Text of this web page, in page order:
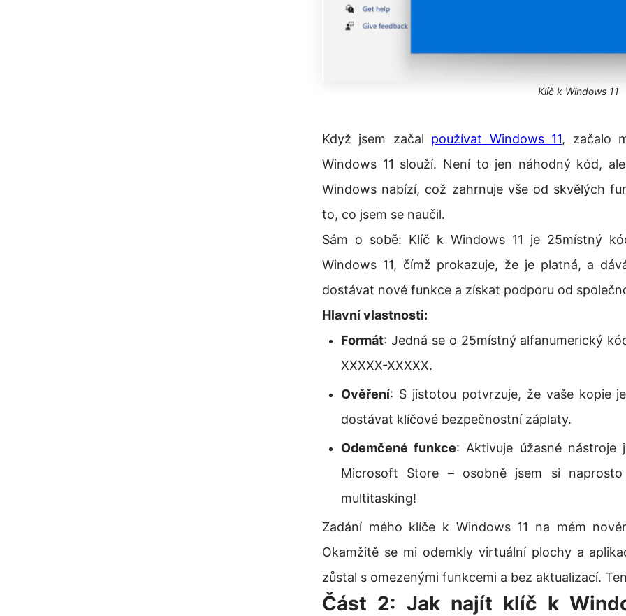
Klíč k Windows 11
Když jsem začal používat Windows 11, začalo
Windows 11 slouží. Není to jen náhodný kód,
Windows nabízí, což zahrnuje vše od skvělých
to, co jsem se naučil.
Sám o sobě: Klíč k Windows 11 je 25místný
Windows 11, čímž prokazuje, že je platná, a
dostávat nové funkce a získat podporu od
Hlavní vlastnosti:
Formát: Jedná se o 25místný alfanumerický
XXXXX-XXXXX.
Ověření: S jistotou potvrzuje, že vaše kopie
dostávat klíčové bezpečnostní záplaty.
Odemčené funkce: Aktivuje úžasné nástroje
Microsoft Store – osobně jsem si
multitasking!
Zadání mého klíče k Windows 11 na mém
Okamžitě se mi odemkly virtuální plochy a
zůstal s omezenými funkcemi a bez aktualizací.
Část 2: Jak najít klíč k